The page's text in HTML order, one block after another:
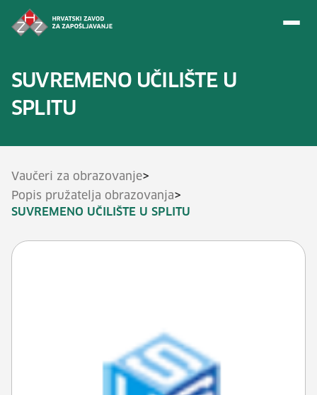
SUVREMENO UČILIŠTE U
SPLITU
Vaučeri za obrazovanje>
Popis pružatelja obrazovanja>
SUVREMENO UČILIŠTE U SPLITU